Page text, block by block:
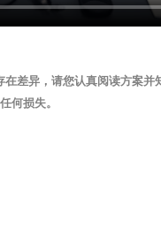
差异，请您认真阅读方案并
何损失。